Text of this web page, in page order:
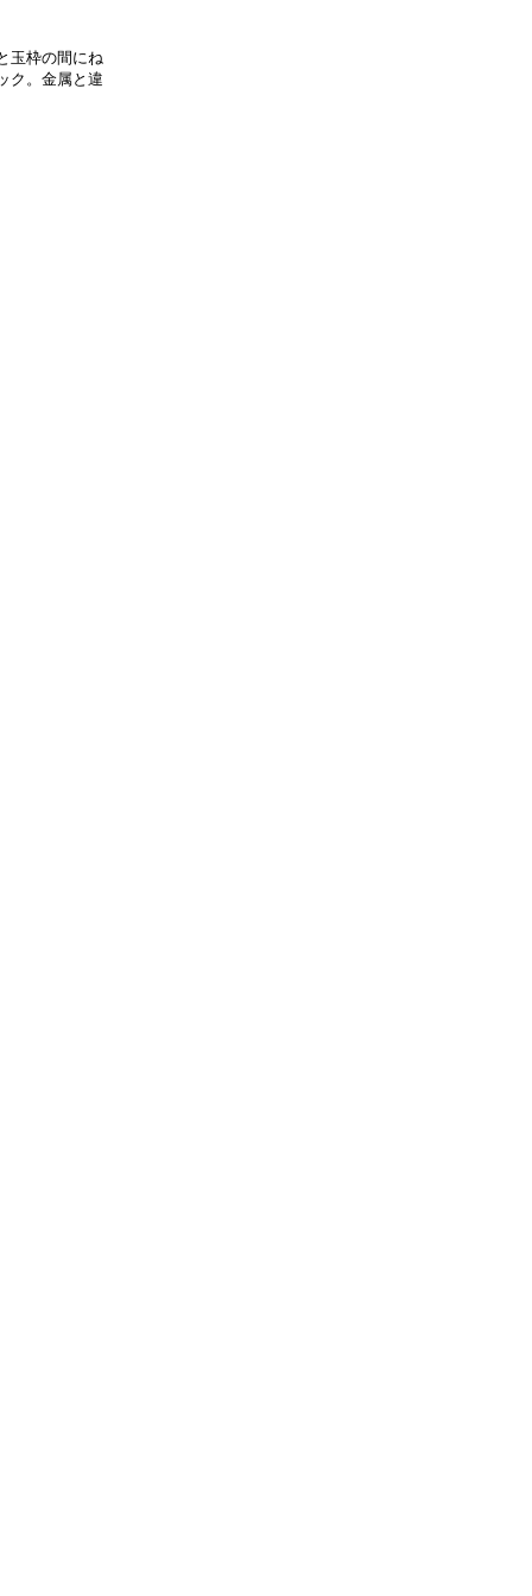
玉枠の間にね
ク。金属と違